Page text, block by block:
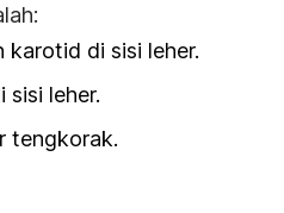
karotid di sisi leher.
sisi leher.
tengkorak.